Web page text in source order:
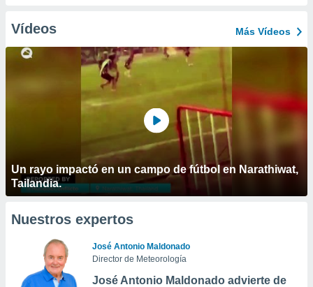
Vídeos Más Vídeos
Un rayo impactó en un campo de fútbol en Narathiwat,
Tailandia.
Nuestros expertos
José Antonio Maldonado
Director de Meteorología
José Antonio Maldonado advierte de